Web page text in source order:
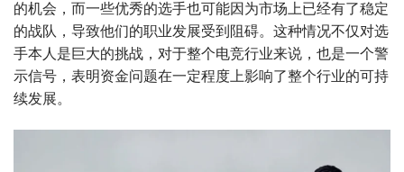
的机会，而一些优秀的选手也可能因为市场上已经有了稳定
的战队，导致他们的职业发展受到阻碍。这种情况不仅对选
手本人是巨大的挑战，对于整个电竞行业来说，也是一个警
示信号，表明资金问题在一定程度上影响了整个行业的可持
续发展。